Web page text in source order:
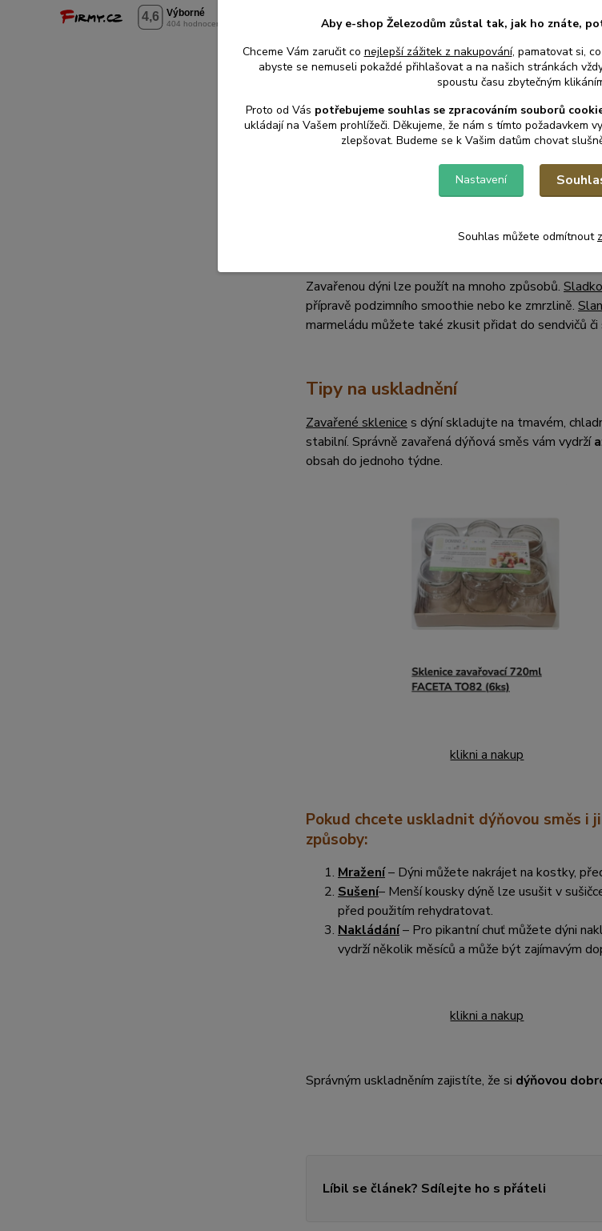
Sůl, pepř podle chuti
Špetka kari, zázvoru nebo chilli dle chuti
Dýni nakrájejte na kostky, cibuli nadrobno a
V hrnci rozpalte trochu oleje a orestujte cibuli
Přidejte dýni, ocet, cukr, koření, sůl a pepř.
Směs vařte do změknutí dýně a následně
Ještě horké plňte do sterilizovaných sklenic,
Zavařenou dýni lze použít na mnoho způsobů.
přípravě podzimního smoothie nebo ke zmrzlině.
marmeládu můžete také zkusit přidat do sendvičů
Tipy na uskladnění
Zavařené sklenice s dýní skladujte na tmavém,
stabilní. Správně zavařená dýňová směs vám vydrží
obsah do jednoho týdne.
klikni a nakup
Pokud chcete uskladnit dýňovou směs i
způsoby:
Mražení– Dýni můžete nakrájet na kostky,
Sušení– Menší kousky dýně lze usušit v
před použitím rehydratovat.
Nakládání– Pro pikantní chuť můžete dýni
vydrží několik měsíců a může být zajímavým
klikni a nakup
Správným uskladněním zajistíte, že si dýňovou
Líbil se článek? Sdílejte ho s přáteli
Aby e-shop Železodům zůstal tak, jak ho znáte,
Chceme Vám zaručit co nejlepší zážitek z nakupování, pamatovat si,
abyste se nemuseli pokaždé přihlašovat a na našich stránkách
spoustu času zbytečným
Proto od Vás potřebujeme souhlas se zpracováním souborů
ukládají na Vašem prohlížeči. Děkujeme, že nám s tímto požadavkem
zlepšovat. Budeme se k Vašim datům chovat
Nastavení
Souhlas můžete odmítnout